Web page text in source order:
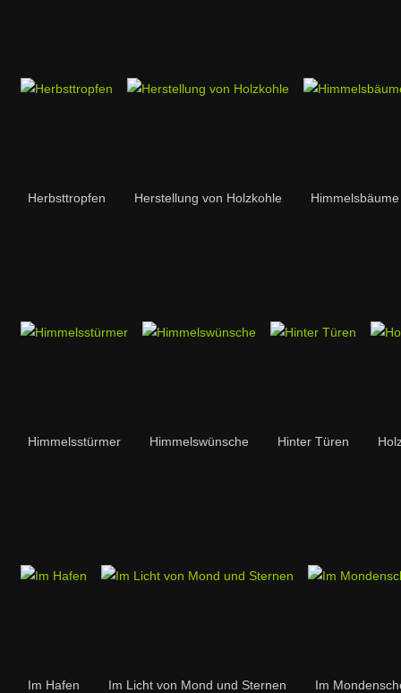
Herbsttropfen Herstellung von Holzkohle Himmelsbäume
Himmelsstürmer Himmelswünsche Hinter Türen
Im Hafen Im Licht von Mond und Sternen Im